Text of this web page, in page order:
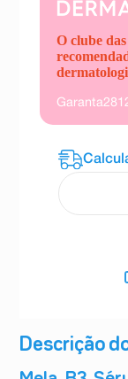
Descrição
O clube
Garanta